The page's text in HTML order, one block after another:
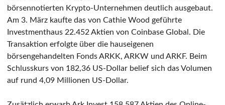
börsennotierten Krypto-Unternehmen deutlich ausgebaut.
Am 3. März kaufte das von Cathie Wood geführte
Investmenthaus 22.452 Aktien von Coinbase Global. Die
Transaktion erfolgte über die hauseigenen
börsengehandelten Fonds ARKK, ARKW und ARKF. Beim
Schlusskurs von 182,36 US-Dollar belief sich das Volumen
auf rund 4,09 Millionen US-Dollar.